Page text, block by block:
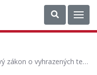
o vyhrazených technických zařízeních